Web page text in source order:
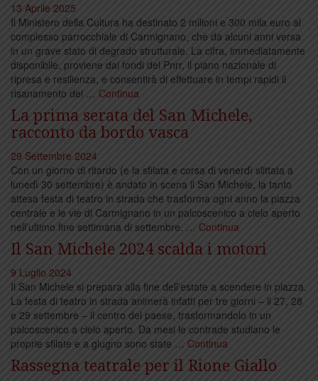
13 Aprile 2025
Il Ministero della Cultura ha destinato 2 milioni e 300 mila euro al
complesso parrocchiale di Carmignano, che da alcuni anni versa
in un grave stato di degrado strutturale. La cifra, immediatamente
disponibile, proviene dai fondi del Pnrr, il piano nazionale di
ripresa e resilienza, e consentirà di effettuare in tempi rapidi il
risanamento dei … Continua
La prima serata del San Michele,
racconto da bordo vasca
29 Settembre 2024
Con un giorno di ritardo (e la sfilata e corsa di venerdì slittata a
lunedì 30 settembre) è andato in scena il San Michele, la tanto
attesa festa di teatro in strada che trasforma ogni anno la piazza
centrale e le vie di Carmignano in un palcoscenico a cielo aperto
nell’ultimo fine settimana di settembre. … Continua
Il San Michele 2024 scalda i motori
9 Luglio 2024
Il San Michele si prepara alla fine dell’estate a scendere in piazza.
La festa di teatro in strada animerà infatti per tre giorni – il 27, 28
e 29 settembre – il centro del paese, trasformandolo in un
palcoscenico a cielo aperto. Da mesi le contrade studiano le
proprie sfilate e a giugno sono state … Continua
Rassegna teatrale per il Rione Giallo